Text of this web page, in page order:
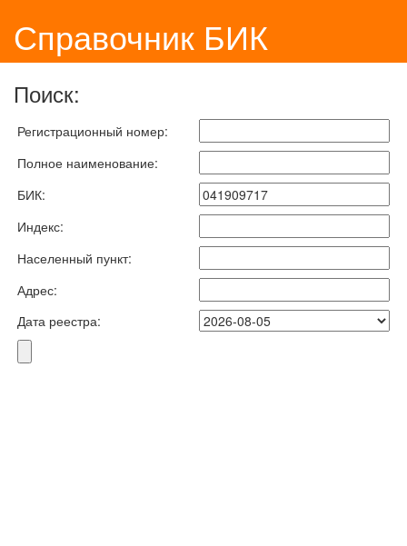
Справочник БИК
Поиск:
Регистрационный номер:
Полное наименование:
БИК:
Индекс:
Населенный пункт:
Адрес:
Дата реестра: